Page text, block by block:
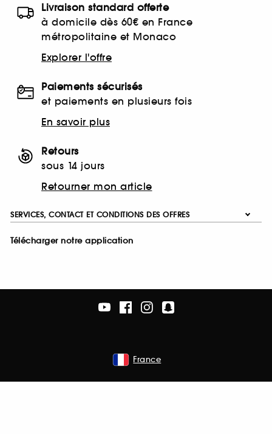
Livraison standard offerte
à domicile dès 60€ en France
métropolitaine et Monaco
Explorer l'offre
Paiements sécurisés
et paiements en plusieurs fois
En savoir plus
Retours
sous 14 jours
Retourner mon article
SERVICES, CONTACT ET CONDITIONS DES OFFRES
Télécharger notre application
France